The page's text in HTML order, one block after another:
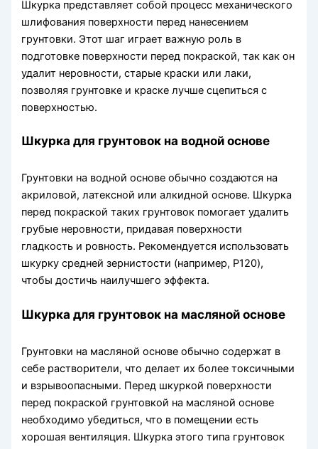
Шкурка представляет собой процесс механического
шлифования поверхности перед нанесением
грунтовки. Этот шаг играет важную роль в
подготовке поверхности перед покраской, так как он
удалит неровности, старые краски или лаки,
позволяя грунтовке и краске лучше сцепиться с
поверхностью.
Шкурка для грунтовок на водной основе
Грунтовки на водной основе обычно создаются на
акриловой, латексной или алкидной основе. Шкурка
перед покраской таких грунтовок помогает удалить
грубые неровности, придавая поверхности
гладкость и ровность. Рекомендуется использовать
шкурку средней зернистости (например, P120),
чтобы достичь наилучшего эффекта.
Шкурка для грунтовок на масляной основе
Грунтовки на масляной основе обычно содержат в
себе растворители, что делает их более токсичными
и взрывоопасными. Перед шкуркой поверхности
перед покраской грунтовкой на масляной основе
необходимо убедиться, что в помещении есть
хорошая вентиляция. Шкурка этого типа грунтовок